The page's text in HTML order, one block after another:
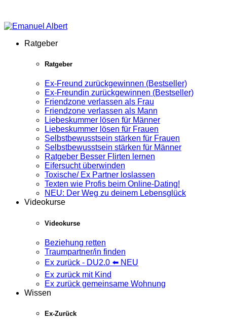
Ratgeber
Ratgeber
Ex-Freund zurückgewinnen (Bestseller)
Ex-Freundin zurückgewinnen (Bestseller)
Friendzone verlassen als Frau
Friendzone verlassen als Mann
Liebeskummer lösen für Männer
Liebeskummer lösen für Frauen
Selbstbewusstsein stärken für Frauen
Selbstbewusstsein stärken für Männer
Ratgeber Besser Flirten lernen
Eifersucht überwinden
Toxische/ Ex Partner loslassen
Texten wie Profis beim Online-Dating!
NEU: Der Weg zu deinem Lebensglück
Videokurse
Videokurse
Beziehung retten
Traumpartner/in finden
Ex zurück - DU2.0 ⬅️ NEU
Ex zurück mit Kind
Ex zurück gemeinsame Wohnung
Wissen
Ex-Zurück